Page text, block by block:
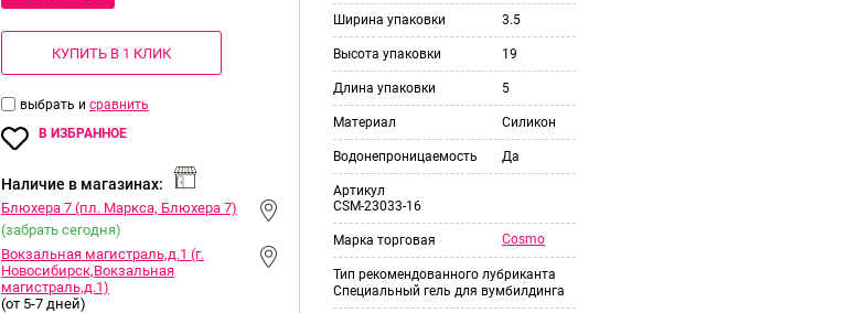
корзину
КУПИТЬ В 1 КЛИК
выбрать и сравнить
В ИЗБРАННОЕ
Наличие в магазинах:
Блюхера 7 (пл. Маркса, Блюхера 7)
(забрать сегодня)
Вокзальная магистраль,д.1 (г.
Новосибирск,Вокзальная
магистраль,д.1)
(от 5-7 дней)
Ширина упаковки 3.5
Высота упаковки 19
Длина упаковки 5
Материал Силикон
Водонепроницаемость Да
Артикул
CSM-23033-16
Марка торговая Cosmo
Тип рекомендованного лубриканта
Специальный гель для вумбилдинга